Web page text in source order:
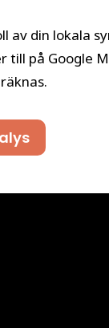
av din lokala
till på Google